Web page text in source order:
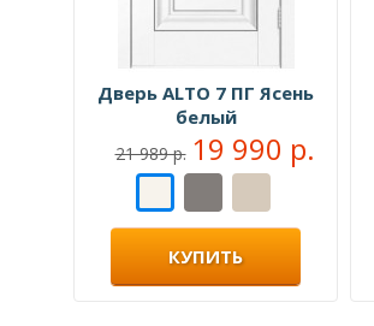
Дверь ALTO 7 ПГ Ясень
белый
21 989 р. 19 990 р.
КУПИТЬ